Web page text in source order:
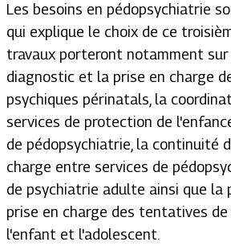
Les besoins en pédopsychiatrie
qui explique le choix de ce
travaux porteront notamment sur
diagnostic et la prise en charge
psychiques périnatals, la
services de protection de
de pédopsychiatrie, la continuité
charge entre services de
de psychiatrie adulte ainsi que la
prise en charge des tentatives de
l'enfant et l'adolescent.